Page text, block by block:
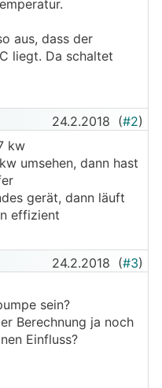
aus, dass der
liegt. Da schaltet
24.2.2018 (#2)
kw
umsehen, dann hast
gerät, dann läuft
effizient
24.2.2018 (#3)
sein?
Berechnung ja noch
Einfluss?